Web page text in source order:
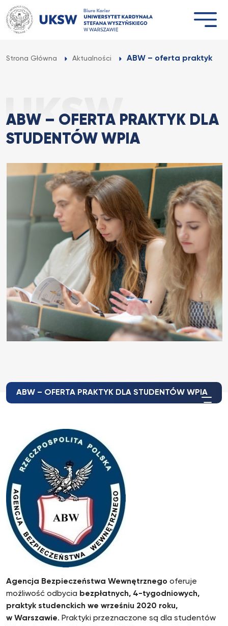
Przejdź
do
treści
Strona Główna Aktualności ABW – oferta praktyk
ABW – OFERTA PRAKTYK DLA
STUDENTÓW WPIA
ABW – OFERTA PRAKTYK DLA STUDENTÓW WPIA
Agencja Bezpieczeństwa Wewnętrznego oferuje
możliwość odbycia bezpłatnych, 4-tygodniowych,
praktyk studenckich we wrześniu 2020 roku,
w Warszawie. Praktyki przeznaczone są dla studentów